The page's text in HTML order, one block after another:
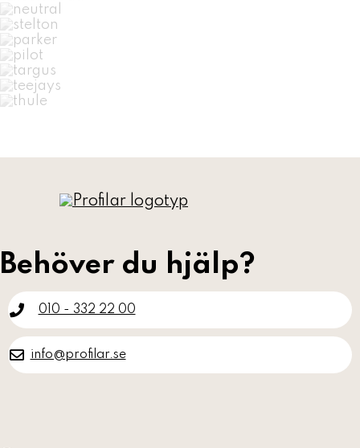
Behöver du hjälp?
010 - 332 22 00
info@profilar.se